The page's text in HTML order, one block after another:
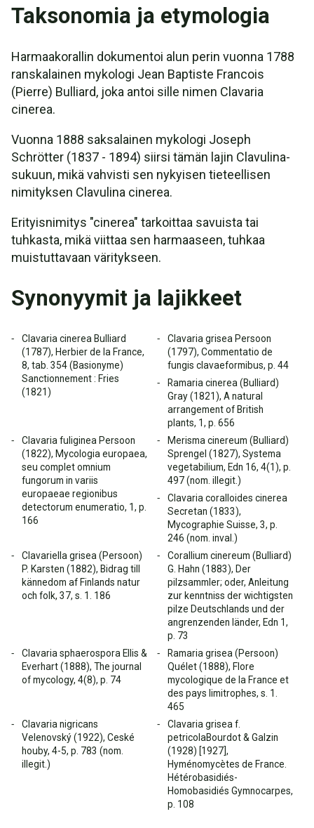
Taksonomia ja etymologia
Harmaakorallin dokumentoi alun perin vuonna 1788
ranskalainen mykologi Jean Baptiste Francois
(Pierre) Bulliard, joka antoi sille nimen Clavaria
cinerea.
Vuonna 1888 saksalainen mykologi Joseph
Schrötter (1837 - 1894) siirsi tämän lajin Clavulina-
sukuun, mikä vahvisti sen nykyisen tieteellisen
nimityksen Clavulina cinerea.
Erityisnimitys "cinerea" tarkoittaa savuista tai
tuhkasta, mikä viittaa sen harmaaseen, tuhkaa
muistuttavaan väritykseen.
Synonyymit ja lajikkeet
Clavaria cinerea Bulliard
(1787), Herbier de la France,
8, tab. 354 (Basionyme)
Sanctionnement : Fries
(1821)
Clavaria grisea Persoon
(1797), Commentatio de
fungis clavaeformibus, p. 44
Ramaria cinerea (Bulliard)
Gray (1821), A natural
arrangement of British
plants, 1, p. 656
Clavaria fuliginea Persoon
(1822), Mycologia europaea,
seu complet omnium
fungorum in variis
europaeae regionibus
detectorum enumeratio, 1, p.
166
Merisma cinereum (Bulliard)
Sprengel (1827), Systema
vegetabilium, Edn 16, 4(1), p.
497 (nom. illegit.)
Clavaria coralloides cinerea
Secretan (1833),
Mycographie Suisse, 3, p.
246 (nom. inval.)
Clavariella grisea (Persoon)
P. Karsten (1882), Bidrag till
kännedom af Finlands natur
och folk, 37, s. 1. 186
Corallium cinereum (Bulliard)
G. Hahn (1883), Der
pilzsammler; oder, Anleitung
zur kenntniss der wichtigsten
pilze Deutschlands und der
angrenzenden länder, Edn 1,
p. 73
Clavaria sphaerospora Ellis &
Everhart (1888), The journal
of mycology, 4(8), p. 74
Ramaria grisea (Persoon)
Quélet (1888), Flore
mycologique de la France et
des pays limitrophes, s. 1.
465
Clavaria nigricans
Velenovský (1922), Ceské
houby, 4-5, p. 783 (nom.
illegit.)
Clavaria grisea f.
petricolaBourdot & Galzin
(1928) [1927],
Hyménomycètes de France.
Hétérobasidiés-
Homobasidiés Gymnocarpes,
p. 108